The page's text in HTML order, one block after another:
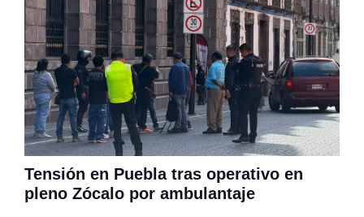
Tensión en Puebla tras operativo en
pleno Zócalo por ambulantaje